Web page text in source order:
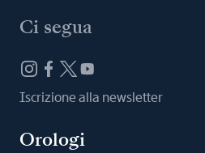
Ci segua
Iscrizione alla newsletter
Orologi